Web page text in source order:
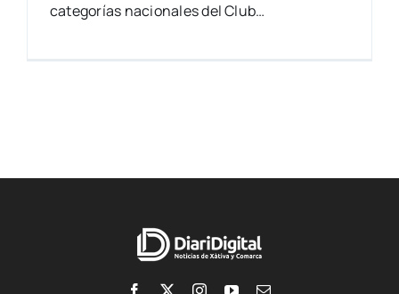
categorías nacionales del Club…